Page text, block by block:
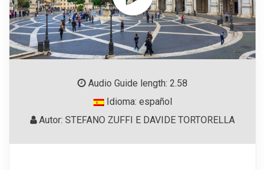
Audio Guide length: 2.58
Idioma: español
Autor: STEFANO ZUFFI E DAVIDE TORTORELLA